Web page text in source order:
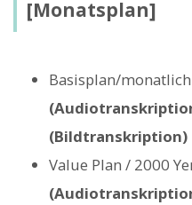
[Monatsplan]
Basisplan/monatlich
(Bildtranskription)
Value Plan / 2000